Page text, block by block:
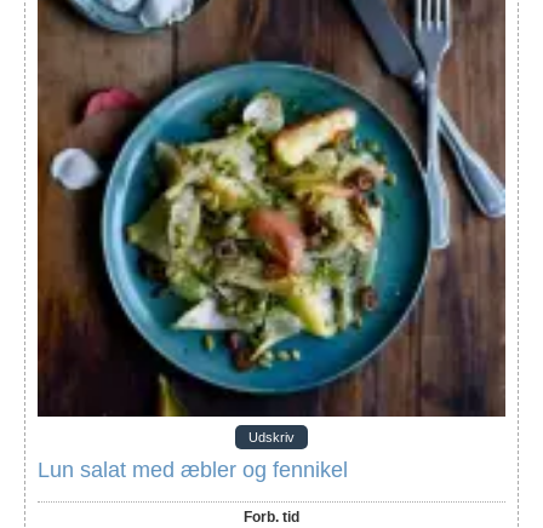
Udskriv
Lun salat med æbler og fennikel
Forb. tid